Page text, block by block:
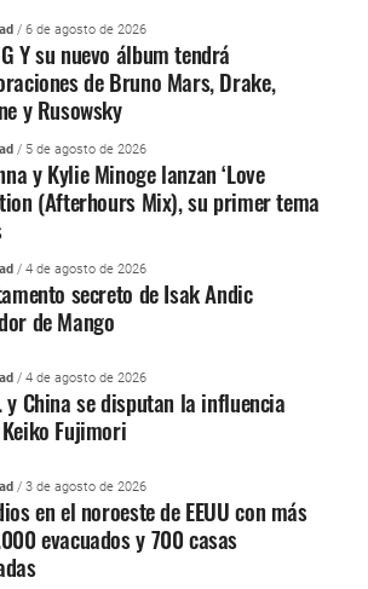
/ 6 de agosto de 2026
Y su nuevo álbum tendrá
de Bruno Mars, Drake,
y Rusowsky
/ 5 de agosto de 2026
y Kylie Minoge lanzan ‘Love
(Afterhours Mix), su primer tema
/ 4 de agosto de 2026
secreto de Isak Andic
de Mango
/ 4 de agosto de 2026
y China se disputan la influencia
Fujimori
/ 3 de agosto de 2026
en el noroeste de EEUU con más
evacuados y 700 casas